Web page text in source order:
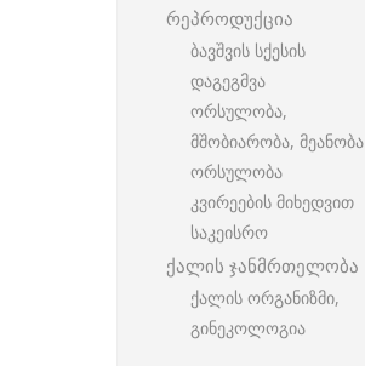
რეპროდუქცია
ბავშვის სქესის
დაგეგმვა
ორსულობა,
მშობიარობა, მეანობა
ორსულობა
კვირეების მიხედვით
საკეისრო
ქალის ჯანმრთელობა
ქალის ორგანიზმი,
გინეკოლოგია